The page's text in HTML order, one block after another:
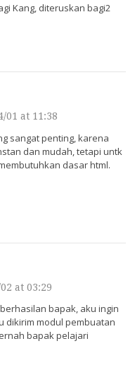
Kang, diteruskan bagi2
01 at 11:38
sangat penting, karena
dan mudah, tetapi untk
dasar html.
at 03:29
bapak, aku ingin
dikirim modul pembuatan
bapak pelajari